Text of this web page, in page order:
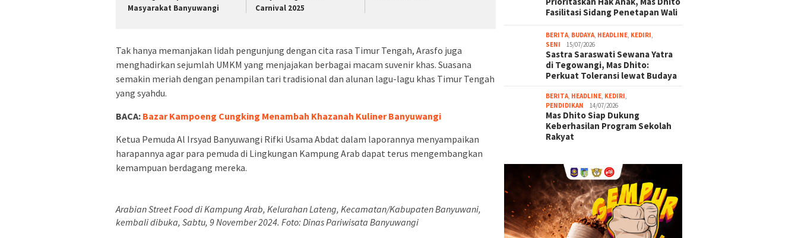
Masyarakat Banyuwangi
Carnival 2025
Tak hanya memanjakan lidah pengunjung dengan cita rasa Timur Tengah, Arasfo juga
menghadirkan sejumlah UMKM yang menjajakan berbagai macam suvenir khas. Suasana
semakin meriah dengan penampilan tari tradisional dan alunan lagu-lagu khas Timur Tengah
yang syahdu.
BACA: Bazar Kampoeng Cungking Menambah Khazanah Kuliner Banyuwangi
Ketua Pemuda Al Irsyad Banyuwangi Rifki Usama Abdat dalam laporannya menyampaikan
harapannya agar para pemuda di Lingkungan Kampung Arab dapat terus mengembangkan
kemampuan berdagang mereka.
Arabian Street Food di Kampung Arab, Kelurahan Lateng, Kecamatan/Kabupaten Banyuwani,
kembali dibuka, Sabtu, 9 November 2024. Foto: Dinas Pariwisata Banyuwangi
Fasilitasi Sidang Penetapan Wali
BERITA BUDAYA HEADLINE KEDIRI
SENI
15/07/2026
Sastra Saraswati Sewana Yatra
di Tegowangi, Mas Dhito:
Perkuat Toleransi lewat Budaya
BERITA HEADLINE KEDIRI
PENDIDIKAN
14/07/2026
Mas Dhito Siap Dukung
Keberhasilan Program Sekolah
Rakyat